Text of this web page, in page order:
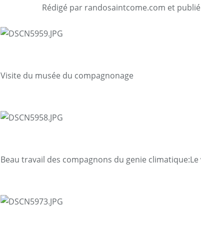
Rédigé par randosaintcome.com et
Visite du musée du compagnonage
Beau travail des compagnons du genie